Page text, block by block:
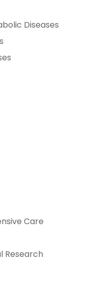
Diseases
Care
Research